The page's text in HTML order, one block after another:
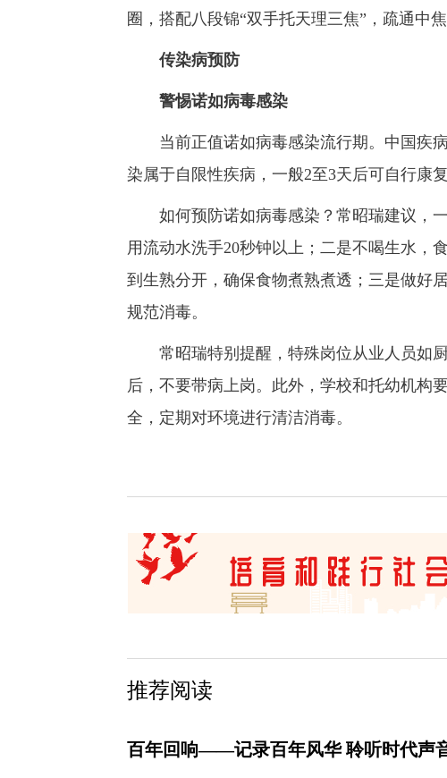
圈，搭配八段锦“双手托天理三焦”，疏通中焦
传染病预防
警惕诺如病毒感染
当前正值诺如病毒感染流行期。中国疾病
染属于自限性疾病，一般2至3天后可自行康复
如何预防诺如病毒感染？常昭瑞建议，一
用流动水洗手20秒钟以上；二是不喝生水，
到生熟分开，确保食物煮熟煮透；三是做好
规范消毒。
常昭瑞特别提醒，特殊岗位从业人员如
后，不要带病上岗。此外，学校和托幼机构
全，定期对环境进行清洁消毒。
推荐阅读
百年回响——记录百年风华 聆听时代声